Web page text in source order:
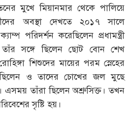
মুখে মিয়ানমার থেকে পালিয়ে
অবস্থা দেখতে ২০১৭ সালে
পরিদর্শন করেছিলেন প্রধামন্ত্রী
সঙ্গে ছিলেন ছোট বোন শেখ
শিশুদের মায়ের পরম স্নেহের
ও তাদের চোখের জল মুছে
এসময় তাঁরা ছিলেন অশ্রুসিক্ত। তখন
সৃষ্টি হয়।